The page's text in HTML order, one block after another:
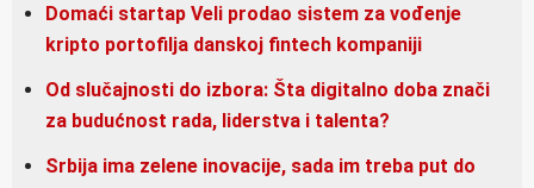
Domaći startap Veli prodao sistem za vođenje
kripto portofilja danskoj fintech kompaniji
Od slučajnosti do izbora: Šta digitalno doba znači
za budućnost rada, liderstva i talenta?
Srbija ima zelene inovacije, sada im treba put do